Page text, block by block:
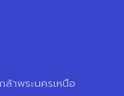
ล้าพระนครเหนือ